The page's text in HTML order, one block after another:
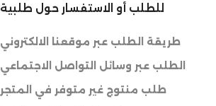
للطلب أو الاستفسار حول طلبية
طريقة الطلب عبر موقعنا الالكتروني
الطلب عبر وسائل التواصل الاجتماعي
طلب منتوج غير متوفر في المتجر